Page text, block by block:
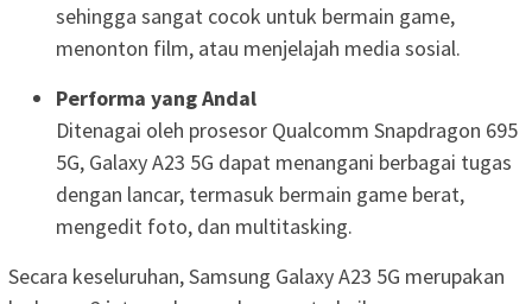
sehingga sangat cocok untuk bermain game,
menonton film, atau menjelajah media sosial.
Performa yang Andal
Ditenagai oleh prosesor Qualcomm Snapdragon 695
5G, Galaxy A23 5G dapat menangani berbagai tugas
dengan lancar, termasuk bermain game berat,
mengedit foto, dan multitasking.
Secara keseluruhan, Samsung Galaxy A23 5G merupakan